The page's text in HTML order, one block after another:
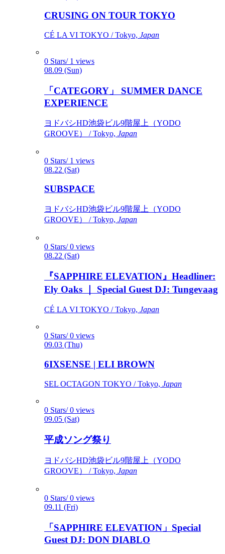
CRUSING ON TOUR TOKYO
CÉ LA VI TOKYO / Tokyo, Japan
0 Stars/ 1 views
08.09 (Sun)
「CATEGORY」 SUMMER DANCE
EXPERIENCE
ヨドバシHD池袋ビル9階屋上（YODO
GROOVE） / Tokyo, Japan
0 Stars/ 1 views
08.22 (Sat)
SUBSPACE
ヨドバシHD池袋ビル9階屋上（YODO
GROOVE） / Tokyo, Japan
0 Stars/ 0 views
08.22 (Sat)
『SAPPHIRE ELEVATION』Headliner:
Ely Oaks ｜ Special Guest DJ: Tungevaag
CÉ LA VI TOKYO / Tokyo, Japan
0 Stars/ 0 views
09.03 (Thu)
6IXSENSE | ELI BROWN
SEL OCTAGON TOKYO / Tokyo, Japan
0 Stars/ 0 views
09.05 (Sat)
平成ソング祭り
ヨドバシHD池袋ビル9階屋上（YODO
GROOVE） / Tokyo, Japan
0 Stars/ 0 views
09.11 (Fri)
「SAPPHIRE ELEVATION」Special
Guest DJ: DON DIABLO